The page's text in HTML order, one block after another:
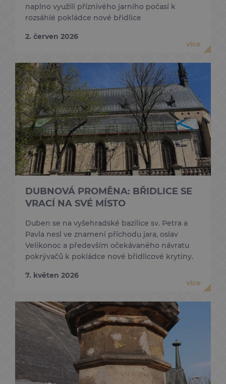
naplno využili příznivého jarního počasí k
rozsáhlé pokládce nové břidlice
2. červen 2026
více
DUBNOVÁ PROMĚNA: BŘIDLICE SE
VRACÍ NA SVÉ MÍSTO
Duben se na vyšehradské bazilice sv. Petra a
Pavla nesl ve znamení příchodu jara, oslav
Velikonoc a především očekávaného návratu
pokrývačů k pokládce nové břidlicové krytiny.
7. květen 2026
více